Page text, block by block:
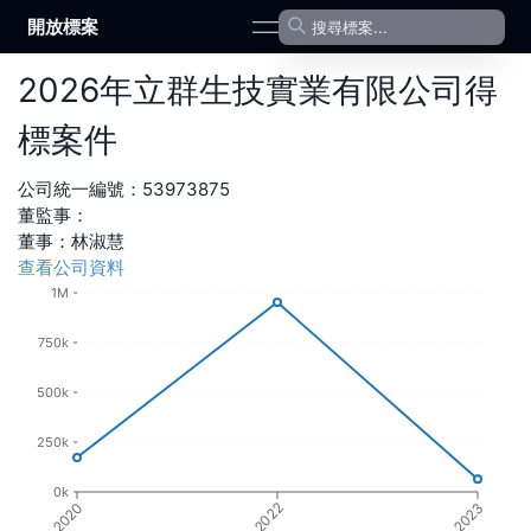
開放標案 open navigation menu
2026年立群生技實業有限公司得
標案件
公司統一編號： 53973875
董監事：
董事 ： 林淑慧
查看公司資料
2020 2022 2023
0k
250k
500k
750k
1M